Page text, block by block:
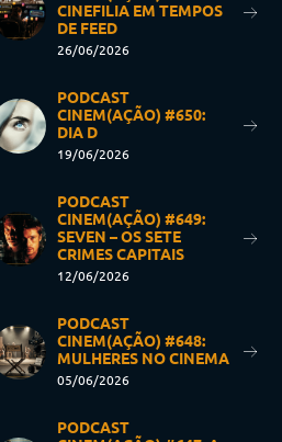
CINEFILIA EM TEMPOS
DE FEED
26/06/2026
PODCAST
CINEM(AÇÃO) #650:
DIA D
19/06/2026
PODCAST
CINEM(AÇÃO) #649:
SEVEN – OS SETE
CRIMES CAPITAIS
12/06/2026
PODCAST
CINEM(AÇÃO) #648:
MULHERES NO CINEMA
05/06/2026
PODCAST